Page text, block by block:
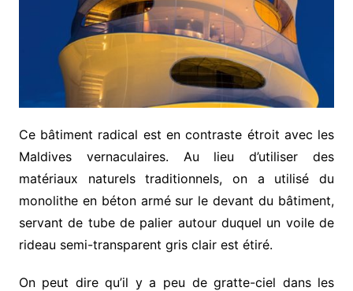
Ce bâtiment radical est en contraste étroit avec les
Maldives vernaculaires. Au lieu d’utiliser des
matériaux naturels traditionnels, on a utilisé du
monolithe en béton armé sur le devant du bâtiment,
servant de tube de palier autour duquel un voile de
rideau semi-transparent gris clair est étiré.
On peut dire qu’il y a peu de gratte-ciel dans les